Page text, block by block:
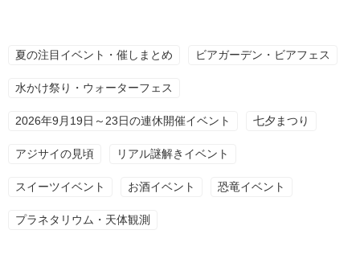
夏の注目イベント・催しまとめ ビアガーデン・ビアフェス
水かけ祭り・ウォーターフェス
2026年9月19日～23日の連休開催イベント 七夕まつり
アジサイの見頃 リアル謎解きイベント
スイーツイベント お酒イベント 恐竜イベント
プラネタリウム・天体観測